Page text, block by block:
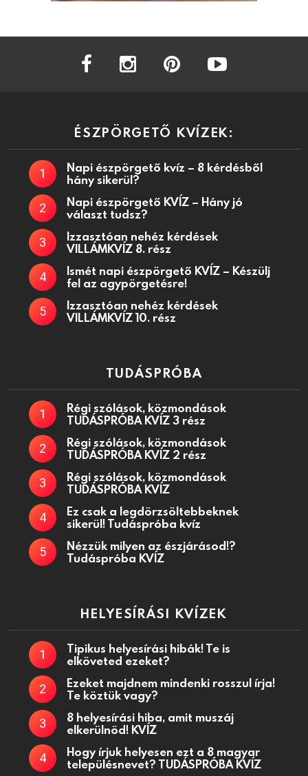
facebook instagram
ÉSZPÖRGETŐ KVÍZEK:
Napi észpörgető kvíz – 8 kérdésből
hány sikerül?
Napi észpörgető KVÍZ – Hány jó
választ tudsz?
Izzasztóan nehéz kérdések
VILLÁMKVÍZ 8. rész
Ismét napi észpörgető KVÍZ – Készülj
fel az agypörgetésre!
Izzasztóan nehéz kérdések
VILLÁMKVÍZ 10. rész
TUDÁSPRÓBA
Régi szólások, közmondások
TUDÁSPRÓBA KVÍZ 3 rész
Régi szólások, közmondások
TUDÁSPRÓBA KVÍZ 2 rész
Régi szólások, közmondások
TUDÁSPRÓBA KVÍZ
Ez csak a legdörzsöltebbeknek
sikerül! Tudáspróba kvíz
Nézzük milyen az észjárásod!?
Tudáspróba KVÍZ
HELYESÍRÁSI KVÍZEK
Tipikus helyesírási hibák! Te is
elköveted ezeket?
Ezeket majdnem mindenki rosszul írja!
Te köztük vagy?
8 helyesírási hiba, amit muszáj
elkerülnöd! KVÍZ
Hogy írjuk helyesen ezt a 8 magyar
településnevet? TUDÁSPRÓBA KVÍZ